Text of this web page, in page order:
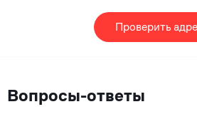
Проверить
Вопросы-ответы